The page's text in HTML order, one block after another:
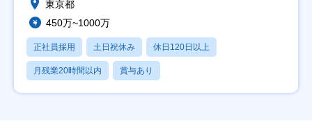
東京都
450万~1000万
正社員採用 土日祝休み 休日120日以上
月残業20時間以内 賞与あり